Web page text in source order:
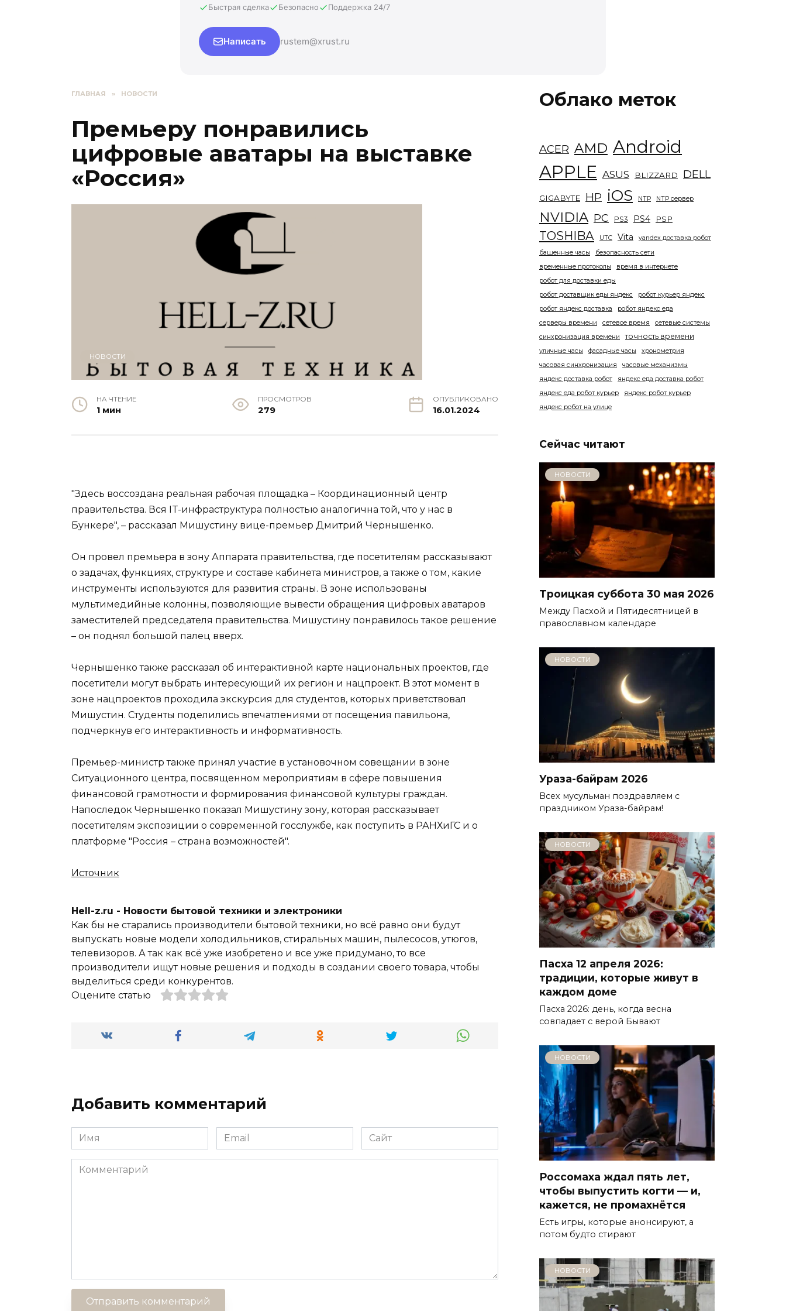
Быстрая сделка Безопасно Поддержка 24/7
Написать rustem@xrust.ru
ГЛАВНАЯ » НОВОСТИ
Премьеру понравились
цифровые аватары на выставке
«Россия»
НОВОСТИ
НА ЧТЕНИЕ
1 мин
ПРОСМОТРОВ
279
ОПУБЛИКОВАНО
16.01.2024
"Здесь воссоздана реальная рабочая площадка – Координационный центр
правительства. Вся IT-инфраструктура полностью аналогична той, что у нас в
Бункере", – рассказал Мишустину вице-премьер Дмитрий Чернышенко.
Он провел премьера в зону Аппарата правительства, где посетителям рассказывают
о задачах, функциях, структуре и составе кабинета министров, а также о том, какие
инструменты используются для развития страны. В зоне использованы
мультимедийные колонны, позволяющие вывести обращения цифровых аватаров
заместителей председателя правительства. Мишустину понравилось такое решение
– он поднял большой палец вверх.
Чернышенко также рассказал об интерактивной карте национальных проектов, где
посетители могут выбрать интересующий их регион и нацпроект. В этот момент в
зоне нацпроектов проходила экскурсия для студентов, которых приветствовал
Мишустин. Студенты поделились впечатлениями от посещения павильона,
подчеркнув его интерактивность и информативность.
Премьер-министр также принял участие в установочном совещании в зоне
Ситуационного центра, посвященном мероприятиям в сфере повышения
финансовой грамотности и формирования финансовой культуры граждан.
Напоследок Чернышенко показал Мишустину зону, которая рассказывает
посетителям экспозиции о современной госслужбе, как поступить в РАНХиГС и о
платформе "Россия – страна возможностей".
Источник
Hell-z.ru - Новости бытовой техники и электроники
Как бы не старались производители бытовой техники, но всё равно они будут
выпускать новые модели холодильников, стиральных машин, пылесосов, утюгов,
телевизоров. А так как всё уже изобретено и все уже придумано, то все
производители ищут новые решения и подходы в создании своего товара, чтобы
выделиться среди конкурентов.
Оцените статью
Добавить комментарий
Имя
*
Email
*
Сайт
Комментарий
Облако меток
ACER AMD Android
APPLE ASUS BLIZZARD DELL
GIGABYTE HP iOS NTP NTP сервер
NVIDIA PC PS3 PS4 PSP
TOSHIBA UTC Vita
yandex доставка робот
башенные часы
безопасность сети
временные протоколы
время в интернете
робот для доставки еды
робот доставщик еды яндекс
робот курьер яндекс
робот яндекс доставка
робот яндекс еда
серверы времени
сетевое время
сетевые системы
синхронизация времени
точность времени
уличные часы фасадные часы
хронометрия
часовая синхронизация
часовые механизмы
яндекс доставка робот
яндекс еда доставка робот
яндекс еда робот курьер
яндекс робот курьер
яндекс робот на улице
Сейчас читают
НОВОСТИ
Троицкая суббота 30 мая 2026
Между Пасхой и Пятидесятницей в
православном календаре
НОВОСТИ
Ураза-байрам 2026
Всех мусульман поздравляем с
праздником Ураза-байрам!
НОВОСТИ
Пасха 12 апреля 2026:
традиции, которые живут в
каждом доме
Пасха 2026: день, когда весна
совпадает с верой Бывают
НОВОСТИ
Россомаха ждал пять лет,
чтобы выпустить когти — и,
кажется, не промахнётся
Есть игры, которые анонсируют, а
потом будто стирают
НОВОСТИ